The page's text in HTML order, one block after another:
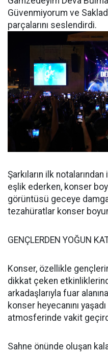
Güvenmiyorum ve
parçalarını seslendirdi.
Şarkıların ilk
eşlik ederken, konser
görüntüsü geceye
tezahüratlar konser
GENÇLERDEN YOĞUN
Konser, özellikle
dikkat çeken
arkadaşlarıyla fuar
konser heyecanını
atmosferinde vakit
Sahne önünde oluşan